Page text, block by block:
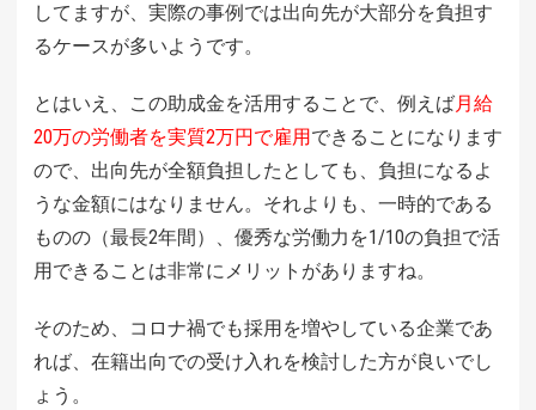
してますが、実際の事例では出向先が大部分を負担す
るケースが多いようです。
とはいえ、この助成金を活用することで、例えば月給
20万の労働者を実質2万円で雇用 できることになります
ので、出向先が全額負担したとしても、負担になるよ
うな金額にはなりません。それよりも、一時的である
ものの（最長2年間）、優秀な労働力を1/10の負担で活
用できることは非常にメリットがありますね。
そのため、コロナ禍でも採用を増やしている企業であ
れば、在籍出向での受け入れを検討した方が良いでし
ょう。